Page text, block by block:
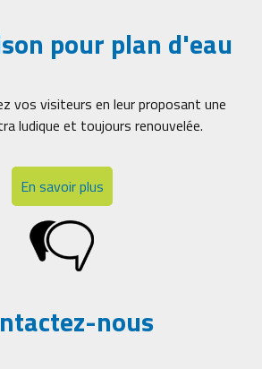
pour plan d'eau
vos visiteurs en leur proposant une
ludique et toujours renouvelée.
En savoir plus
nous